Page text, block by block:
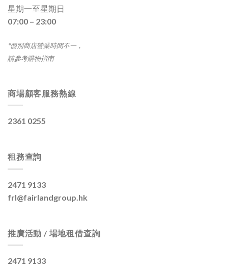
星期一至星期日
07:00 – 23:00
*個別商店營業時間不一，
請參考購物指南
商場顧客服務熱線
2361 0255
租務查詢
2471 9133
frl@fairlandgroup.hk
推廣活動 / 場地租借查詢
2471 9133